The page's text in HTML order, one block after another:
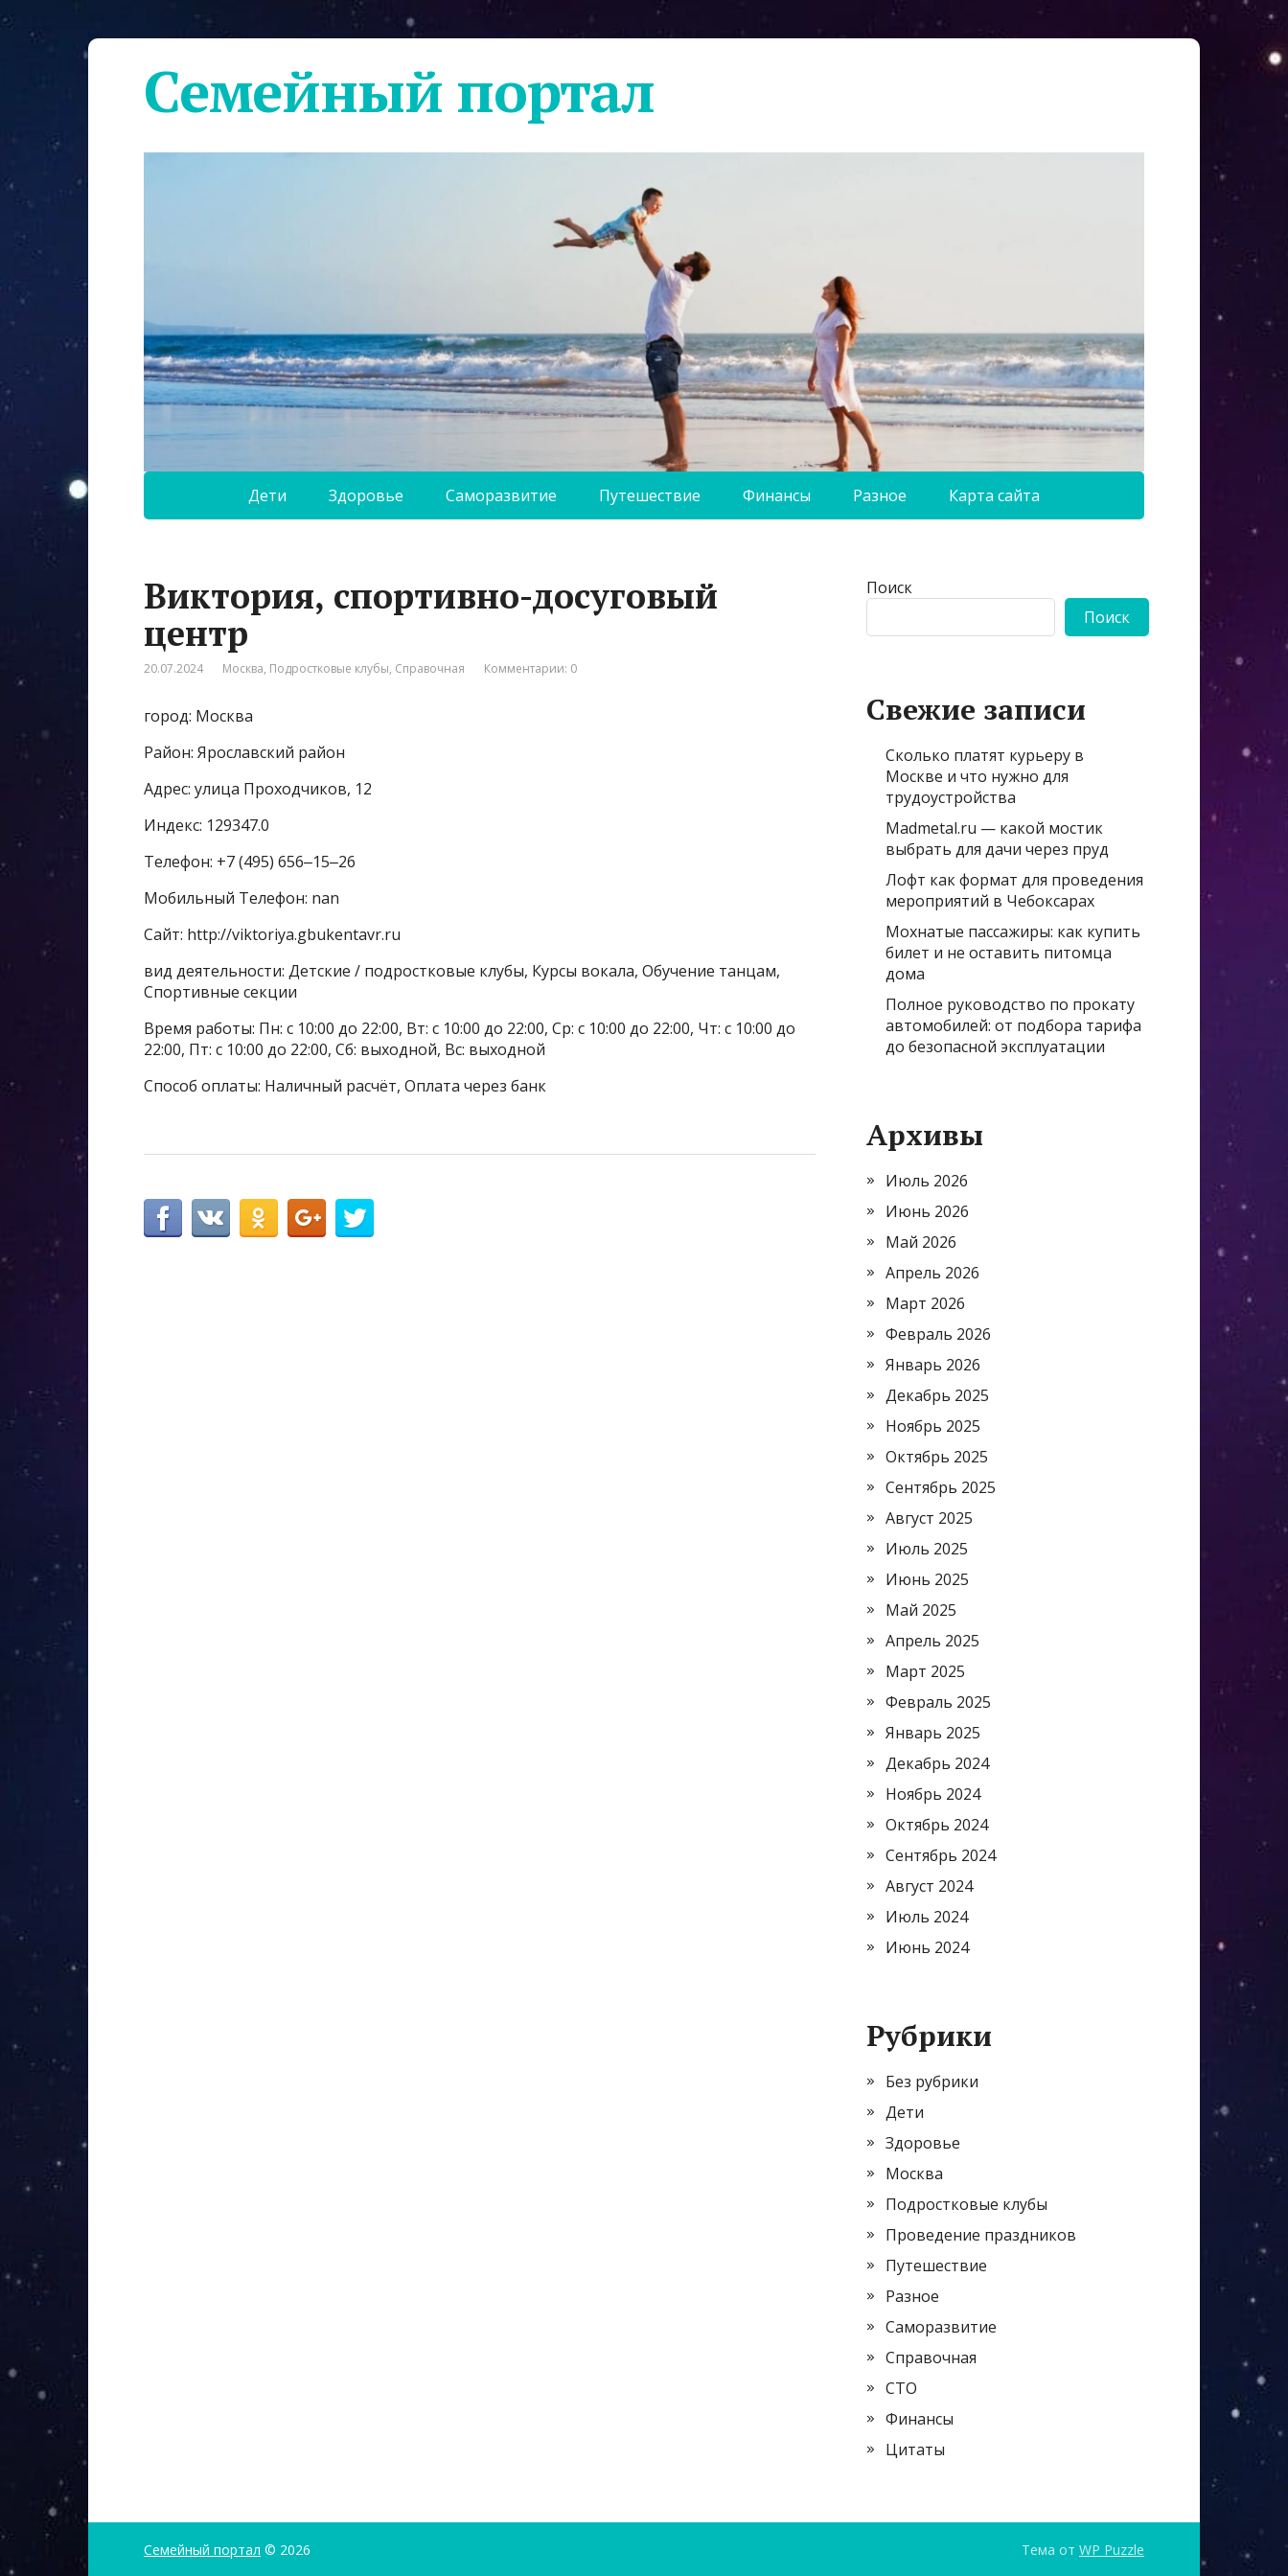
Семейный портал
Дети Здоровье Саморазвитие Путешествие Финансы Разное Карта сайта
Виктория, спортивно-досуговый
центр
20.07.2024 Москва, Подростковые клубы, Справочная Комментарии: 0
город: Москва
Район: Ярославский район
Адрес: улица Проходчиков, 12
Индекс: 129347.0
Телефон: +7 (495) 656‒15‒26
Мобильный Телефон: nan
Сайт: http://viktoriya.gbukentavr.ru
вид деятельности: Детские / подростковые клубы, Курсы вокала, Обучение танцам,
Спортивные секции
Время работы: Пн: с 10:00 до 22:00, Вт: с 10:00 до 22:00, Ср: с 10:00 до 22:00, Чт: с 10:00 до
22:00, Пт: с 10:00 до 22:00, Сб: выходной, Вс: выходной
Способ оплаты: Наличный расчёт, Оплата через банк
Поиск
Поиск
Свежие записи
Сколько платят курьеру в
Москве и что нужно для
трудоустройства
Madmetal.ru — какой мостик
выбрать для дачи через пруд
Лофт как формат для проведения
мероприятий в Чебоксарах
Мохнатые пассажиры: как купить
билет и не оставить питомца
дома
Полное руководство по прокату
автомобилей: от подбора тарифа
до безопасной эксплуатации
Архивы
Июль 2026
Июнь 2026
Май 2026
Апрель 2026
Март 2026
Февраль 2026
Январь 2026
Декабрь 2025
Ноябрь 2025
Октябрь 2025
Сентябрь 2025
Август 2025
Июль 2025
Июнь 2025
Май 2025
Апрель 2025
Март 2025
Февраль 2025
Январь 2025
Декабрь 2024
Ноябрь 2024
Октябрь 2024
Сентябрь 2024
Август 2024
Июль 2024
Июнь 2024
Рубрики
Без рубрики
Дети
Здоровье
Москва
Подростковые клубы
Проведение праздников
Путешествие
Разное
Саморазвитие
Справочная
СТО
Финансы
Цитаты
Семейный портал © 2026 Тема от WP Puzzle